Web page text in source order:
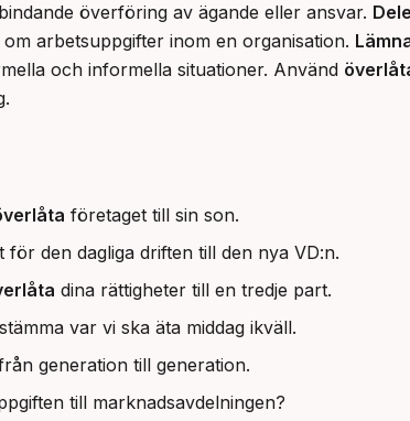
överföring av ägande eller ansvar.
arbetsuppgifter inom en organisation.
och informella situationer. Använd
företaget till sin son.
för den dagliga driften till den nya VD:n.
dina rättigheter till en tredje part.
var vi ska äta middag ikväll.
generation till generation.
till marknadsavdelningen?